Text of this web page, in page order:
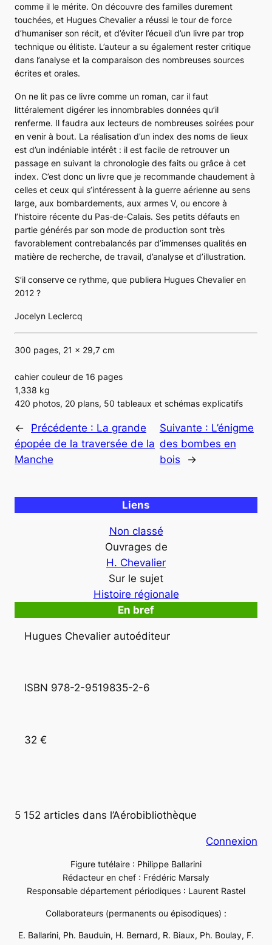
comme il le mérite. On découvre des familles durement
touchées, et Hugues Chevalier a réussi le tour de force
d’humaniser son récit, et d’éviter l’écueil d’un livre par trop
technique ou élitiste. L’auteur a su également rester critique
dans l’analyse et la comparaison des nombreuses sources
écrites et orales.
On ne lit pas ce livre comme un roman, car il faut
littéralement digérer les innombrables données qu’il
renferme. Il faudra aux lecteurs de nombreuses soirées pour
en venir à bout. La réalisation d’un index des noms de lieux
est d’un indéniable intérêt : il est facile de retrouver un
passage en suivant la chronologie des faits ou grâce à cet
index. C’est donc un livre que je recommande chaudement à
celles et ceux qui s’intéressent à la guerre aérienne au sens
large, aux bombardements, aux armes V, ou encore à
l’histoire récente du Pas-de-Calais. Ses petits défauts en
partie générés par son mode de production sont très
favorablement contrebalancés par d’immenses qualités en
matière de recherche, de travail, d’analyse et d’illustration.
S’il conserve ce rythme, que publiera Hugues Chevalier en
2012 ?
Jocelyn Leclercq
300 pages, 21 x 29,7 cm
cahier couleur de 16 pages
1,338 kg
420 photos, 20 plans, 50 tableaux et schémas explicatifs
← Précédente : La grande
épopée de la traversée de la
Manche
Suivante : L’énigme
des bombes en
bois
→
Liens
Non classé
Ouvrages de
H. Chevalier
Sur le sujet
Histoire régionale
En bref
Hugues Chevalier autoéditeur
ISBN 978-2-9519835-2-6
32 €
5 152 articles dans l’Aérobibliothèque
Connexion
Figure tutélaire : Philippe Ballarini
Rédacteur en chef : Frédéric Marsaly
Responsable département périodiques : Laurent Rastel
Collaborateurs (permanents ou épisodiques) :
E. Ballarini, Ph. Bauduin, H. Bernard, R. Biaux, Ph. Boulay, F.